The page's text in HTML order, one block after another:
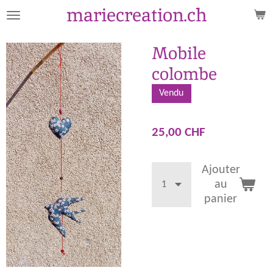
Passer
contenu
principal
mariecreation.ch
Mobile
colombe
Vendu
25,00 CHF
Ajouter
au
panier